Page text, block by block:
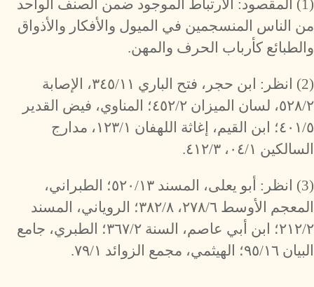
(1) المقصود: الارتباط الموجود ضمن الصنف الواحد
من الناس المنسجمين في الميول والأفكار والأذواق
والطبائع كأرباب الحرف والمهن.
(2) انظر: ابن حجر، فتح الباري ٣٤٥/١١، الإصابة
٥٢٨/٢، لسان الميزان ٤٥٢/٢؛ المناوي، فيض القدير
٤٠١/٥؛ ابن القيم، إغاثة اللهفان ١٢٣/١، مدارج
السالكين ٠٤/١، ٤١٢/٣.
(3) انظر: أبو يعلى، المسند ٥٢٠/١٣؛ الطبراني،
المعجم الأوسط ٢٧٨/٦، ٣٨٢/٨؛ الروياني، المسند
٢١٢/٢؛ ابن أبي عاصم، السنة ٣٦٧/٢؛ الطبري، جامع
البيان ٩٥/١٦؛ الهيثمي، مجمع الزوائد ٧٩/١.